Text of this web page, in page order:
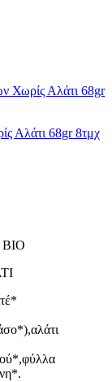
BIO